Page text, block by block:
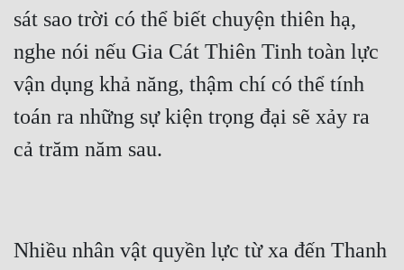
sát sao trời có thể biết chuyện thiên hạ,
nghe nói nếu Gia Cát Thiên Tinh toàn lực
vận dụng khả năng, thậm chí có thể tính
toán ra những sự kiện trọng đại sẽ xảy ra
Nhiều nhân vật quyền lực từ xa đến Thanh